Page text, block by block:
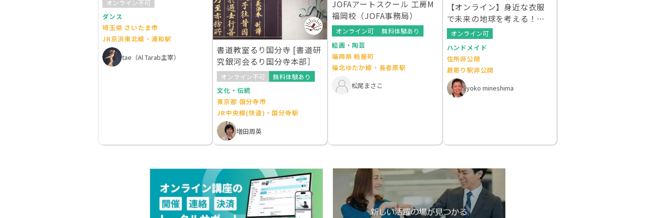
オンライン不可
ダンス
埼玉県 さいたま市
JR京浜東北線・浦和駅
tae（Al Tarab主宰）
書道教室るり国分寺 [書道研
究銀河会るり国分寺本部］
オンライン不可
無料体験あり
文化・伝統
東京都 国分寺市
JR中央線(快速)・国分寺駅
増田周英
JOFAアートスクール 工房M
福岡校（JOFA事務局）
オンライン可
無料体験あり
絵画・陶芸
福岡県 粕屋町
福北ゆたか線・長者原駅
松尾まさこ
【オンライン】身近な衣服
で未来の地球を考える！ク
ルエシカルWS
オンライン可
ハンドメイド
住所非公開
最寄り駅非公開
yoko mineshima